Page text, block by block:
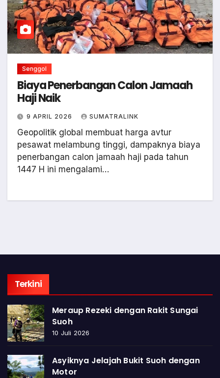
Senggol
Biaya Penerbangan Calon Jamaah
Haji Naik
9 APRIL 2026 SUMATRALINK
Geopolitik global membuat harga avtur
pesawat melambung tinggi, dampaknya biaya
penerbangan calon jamaah haji pada tahun
1447 H ini mengalami…
Terkini
Meraup Rezeki dengan Rakit Sungai
Suoh
10 Juli 2026
Asyiknya Jelajah Bukit Suoh dengan
Motor